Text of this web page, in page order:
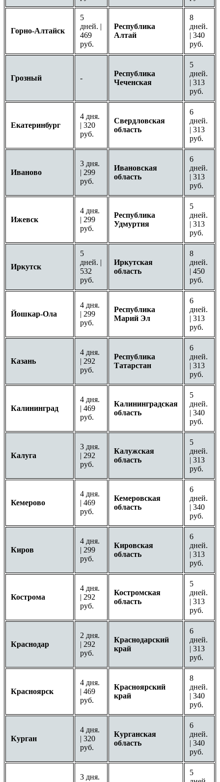
Горно-Алтайск
5
дней. |
469
руб.
Республика
Алтай
8
дней.
| 340
руб.
Грозный -
Республика
Чеченская
5
дней.
| 313
руб.
Екатеринбург
4 дня.
| 320
руб.
Свердловская
область
6
дней.
| 313
руб.
Иваново
3 дня.
| 299
руб.
Ивановская
область
6
дней.
| 313
руб.
Ижевск
4 дня.
| 299
руб.
Республика
Удмуртия
5
дней.
| 313
руб.
Иркутск
5
дней. |
532
руб.
Иркутская
область
8
дней.
| 450
руб.
Йошкар-Ола
4 дня.
| 299
руб.
Республика
Марий Эл
6
дней.
| 313
руб.
Казань
4 дня.
| 292
руб.
Республика
Татарстан
6
дней.
| 313
руб.
Калининград
4 дня.
| 469
руб.
Калининградская
область
5
дней.
| 340
руб.
Калуга
3 дня.
| 292
руб.
Калужская
область
5
дней.
| 313
руб.
Кемерово
4 дня.
| 469
руб.
Кемеровская
область
6
дней.
| 340
руб.
Киров
4 дня.
| 299
руб.
Кировская
область
6
дней.
| 313
руб.
Кострома
4 дня.
| 292
руб.
Костромская
область
5
дней.
| 313
руб.
Краснодар
2 дня.
| 292
руб.
Краснодарский
край
6
дней.
| 313
руб.
Красноярск
4 дня.
| 469
руб.
Красноярский
край
8
дней.
| 340
руб.
Курган
4 дня.
| 320
руб.
Курганская
область
6
дней.
| 340
руб.
3 дня.
5